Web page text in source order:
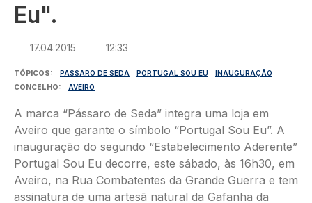
Eu".
17.04.2015 12:33
TÓPICOS PASSARO DE SEDA PORTUGAL SOU EU
INAUGURAÇÃO
CONCELHO
AVEIRO
A marca “Pássaro de Seda” integra uma loja em
Aveiro que garante o símbolo “Portugal Sou Eu”. A
inauguração do segundo “Estabelecimento Aderente”
Portugal Sou Eu decorre, este sábado, às 16h30, em
Aveiro, na Rua Combatentes da Grande Guerra e tem
assinatura de uma artesã natural da Gafanha da